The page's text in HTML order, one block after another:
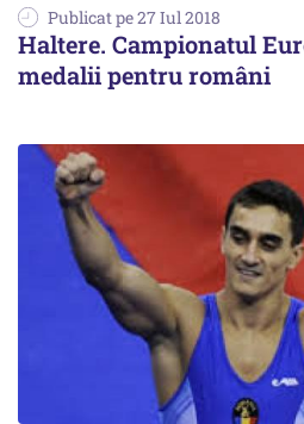
Publicat pe 27 Iul 2018
Haltere. Campionatul
medalii pentru români